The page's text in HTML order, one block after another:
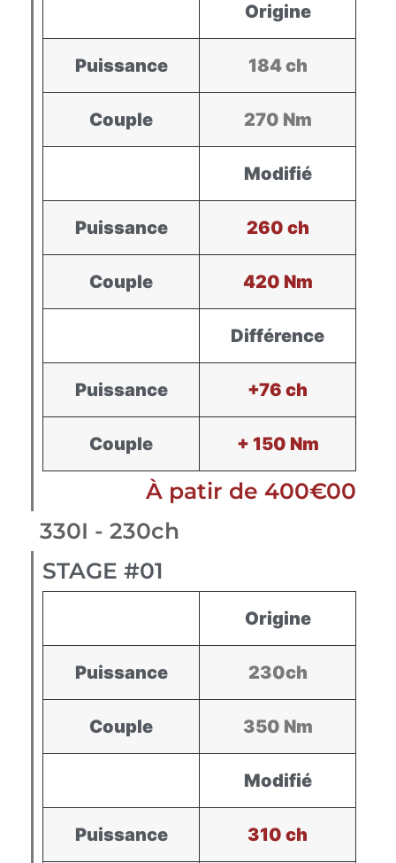
Origine
Puissance 184 ch
Couple 270 Nm
Modifié
Puissance 260 ch
Couple 420 Nm
Différence
Puissance +76 ch
Couple + 150 Nm
À patir de 400€00
330I - 230ch
STAGE #01
Origine
Puissance 230ch
Couple 350 Nm
Modifié
Puissance 310 ch